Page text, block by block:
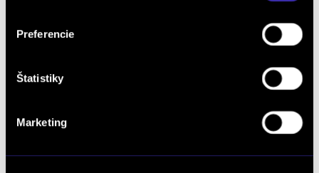
Preferencie
Štatistiky
Marketing
Kalkulácia financovania